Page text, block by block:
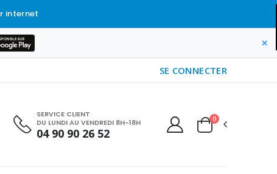
internet
×
SE CONNECTER
SERVICE CLIENT
DU LUNDI AU VENDREDI 8H-18H
04 90 90 26 52
0